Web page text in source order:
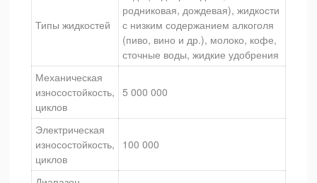
Типы жидкостей
родниковая, дождевая), жидкости
с низким содержанием алкоголя
(пиво, вино и др.), молоко, кофе,
сточные воды, жидкие удобрения
Механическая
износостойкость,
циклов
5 000 000
Электрическая
износостойкость,
циклов
100 000